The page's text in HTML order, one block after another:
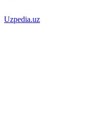
Uzpedia.uz